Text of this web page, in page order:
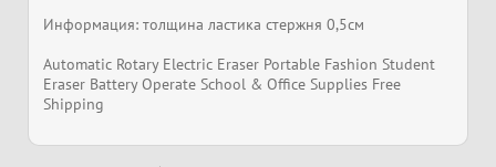
Информация: толщина ластика стержня 0,5см
Automatic Rotary Electric Eraser Portable Fashion Student
Eraser Battery Operate School & Office Supplies Free
Shipping